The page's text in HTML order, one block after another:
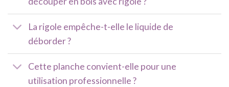
La rigole empêche-t-elle le liquide de
déborder ?
Cette planche convient-elle pour une
utilisation professionnelle ?